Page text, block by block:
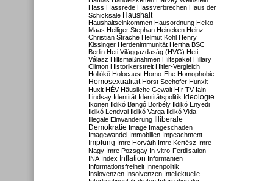
Hass Hassrede Hassverbrechen Haus der
Schicksale Haushalt
Haushaltseinkommen Hausordnung Heiko
Maas Heiliger Stephan Heineken Heinz-
Christian Strache Helmut Kohl Henry
Kissinger Herdenimmunität Hertha BSC
Berlin Heti Világgazdaság (HVG) Heti
Válasz Hilfsmaßnahmen Hilfspaket Hillary
Clinton Historikerstreit Hitler-Vergleich
Hollókő Holocaust Homo-Ehe Homophobie
Homosexualität Horst Seehofer Hunxit
Huxit HÉV Häusliche Gewalt Hír TV Iain
Lindsay Identität Identitätspolitik Ideologie
Ikonen Ildikó Bangó Borbély Ildikó Enyedi
Ildikó Lendvai Ildikó Varga Ildikó Vida
Illegale Einwanderung Illiberale
Demokratie Image Imageschaden
Imagewandel Immobilien Impeachment
Impfung Imre Horváth Imre Kertész Imre
Nagy Imre Pozsgay In-vitro-Fertilisation
INA Index Inflation Informanten
Informationsfreiheit Innenpolitik
Inslovenzen Insolvenzen Intellektuelle